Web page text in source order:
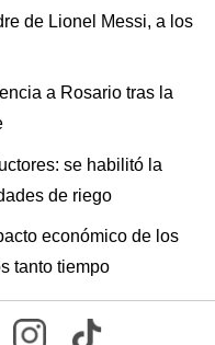
de Lionel Messi, a los
a Rosario tras la
se habilitó la
de riego
económico de los
tanto tiempo